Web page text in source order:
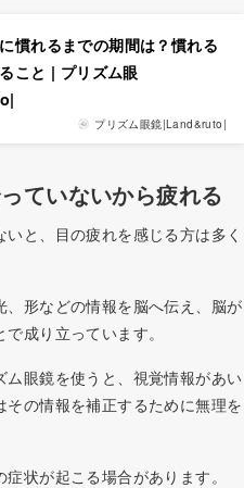
慣れるまでの期間は？慣れる
こと | プリズム眼
プリズム眼鏡|Land&ruto|
ていないから疲れる
と、目の疲れを感じる方は多く
形などの情報を脳へ伝え、脳が
成り立っています。
眼鏡を使うと、視覚情報があい
の情報を補正するために無理を
状が起こる場合があります。